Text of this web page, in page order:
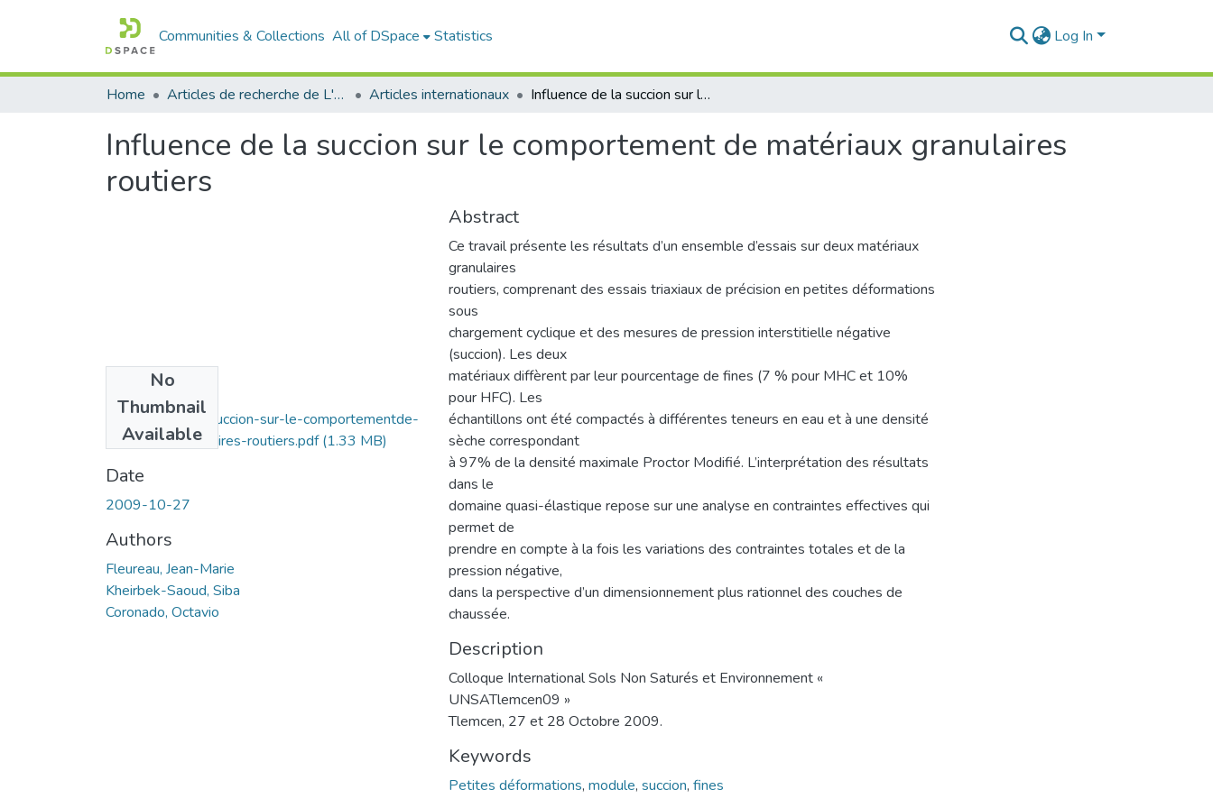
Communities & Collections All of DSpace Statistics Log In
Home Articles de recherche de L'UABT Articles internationaux Influence de la succion sur le comportement de matériaux granulaires routiers
Influence de la succion sur le comportement de matériaux granulaires
routiers
No
Thumbnail
Available
Influence-de-la-succion-sur-le-comportementde-
materiaux-granulaires-routiers.pdf(1.33 MB)
Date
2009-10-27
Authors
Fleureau, Jean-Marie
Kheirbek-Saoud, Siba
Coronado, Octavio
Abstract
Ce travail présente les résultats d’un ensemble d’essais sur deux matériaux
granulaires
routiers, comprenant des essais triaxiaux de précision en petites déformations
sous
chargement cyclique et des mesures de pression interstitielle négative
(succion). Les deux
matériaux diffèrent par leur pourcentage de fines (7 % pour MHC et 10%
pour HFC). Les
échantillons ont été compactés à différentes teneurs en eau et à une densité
sèche correspondant
à 97% de la densité maximale Proctor Modifié. L’interprétation des résultats
dans le
domaine quasi-élastique repose sur une analyse en contraintes effectives qui
permet de
prendre en compte à la fois les variations des contraintes totales et de la
pression négative,
dans la perspective d’un dimensionnement plus rationnel des couches de
chaussée.
Description
Colloque International Sols Non Saturés et Environnement «
UNSATlemcen09 »
Tlemcen, 27 et 28 Octobre 2009.
Keywords
Petites déformations, module, succion, fines